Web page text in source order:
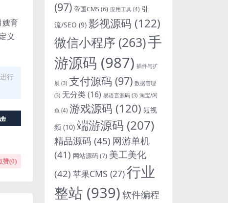
育
义
行
赞(0)
(97) 帝国CMS(6) 应用工具 (4) 引
流/SEO (9) 影视源码 (122)
微信小程序 (263)手
游源码 (987) 插件与扩
展 (3) 支付源码 (97) 数据管理
(3) 无分类(16) 易语言源码 (3) 淘宝/闲
鱼 (4) 游戏源码 (120) 短视
频 (10) 端游源码 (207)
精品源码 (45) 网游单机
(41) 网站源码(7) 美工美化
(42) 苹果CMS (27)行业
整站 (939)软件编程